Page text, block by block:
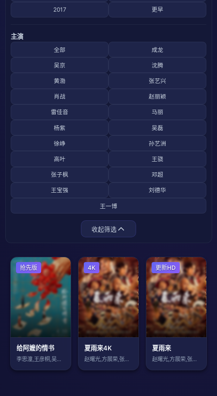
2017 更早
主演
全部 成龙
吴京 沈腾
黄渤 张艺兴
肖战 赵丽颖
雷佳音 马丽
杨紫 吴磊
徐峥 孙艺洲
高叶 王骁
张子枫 邓超
王宝强 刘德华
王一博
收起筛选
剧情片
抢先版
给阿嬷的情书
李思潼,王彦桐,吴少卿,郑润奇,王晓慧,
4K
夏雨来4K
赵曙光,方展荣,张集骏,谢佩霏,方莉莉,
剧情片
更新HD
夏雨来
赵曙光,方展荣,张集骏,谢佩霏,方莉莉,